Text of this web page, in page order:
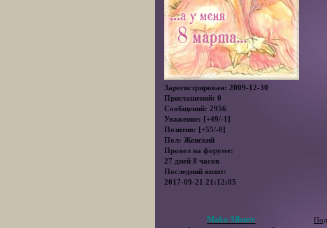
Зарегистрирован: 2009-12-30
Приглашений: 0
Сообщений: 2956
Уважение: [+49/-1]
Позитив: [+55/-0]
Пол: Женский
Провел на форуме:
27 дней 8 часов
Последний визит:
2017-09-21 21:12:05
Maka Albarn